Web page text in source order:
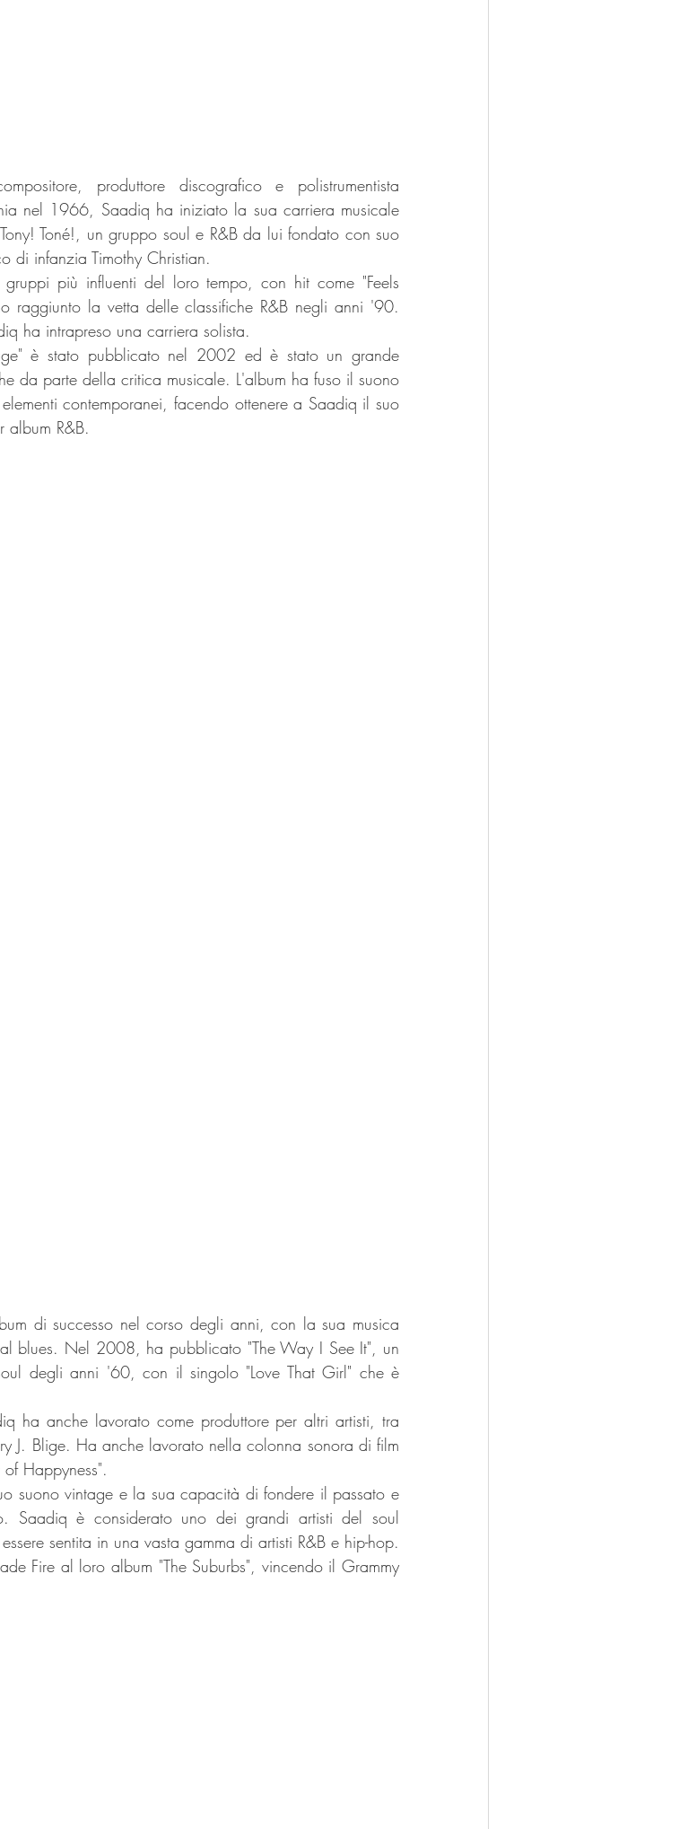
produttore discografico e polistrumentista
nel 1966, Saadiq ha iniziato la sua carriera musicale
Toné!, un gruppo soul e R&B da lui fondato con suo
di infanzia Timothy Christian.
più influenti del loro tempo, con hit come "Feels
raggiunto la vetta delle classifiche R&B negli anni '90.
ha intrapreso una carriera solista.
è stato pubblicato nel 2002 ed è stato un grande
da parte della critica musicale. L'album ha fuso il suono
contemporanei, facendo ottenere a Saadiq il suo
album R&B.
di successo nel corso degli anni, con la sua musica
blues. Nel 2008, ha pubblicato "The Way I See It", un
degli anni '60, con il singolo "Love That Girl" che è
ha anche lavorato come produttore per altri artisti, tra
J. Blige. Ha anche lavorato nella colonna sonora di film
of Happyness".
suono vintage e la sua capacità di fondere il passato e
Saadiq è considerato uno dei grandi artisti del soul
sentita in una vasta gamma di artisti R&B e hip-hop.
Fire al loro album "The Suburbs", vincendo il Grammy